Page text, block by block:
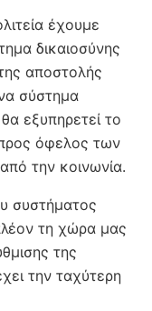
έχουμε
δικαιοσύνης
αποστολής
σύστημα
εξυπηρετεί το
όφελος των
την κοινωνία.
συστήματος
τη χώρα μας
της
την ταχύτερη